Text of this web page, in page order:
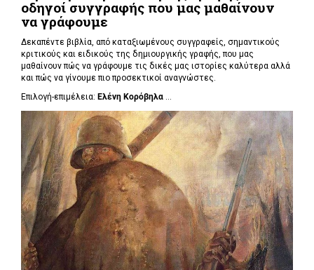
οδηγοί συγγραφής που μας μαθαίνουν
να γράφουμε
Δεκαπέντε βιβλία, από καταξιωμένους συγγραφείς, σημαντικούς
κριτικούς και ειδικούς της δημιουργικής γραφής, που μας
μαθαίνουν πώς να γράφουμε τις δικές μας ιστορίες καλύτερα αλλά
και πώς να γίνουμε πιο προσεκτικοί αναγνώστες.
Επιλογή-επιμέλεια: Ελένη Κορόβηλα ...